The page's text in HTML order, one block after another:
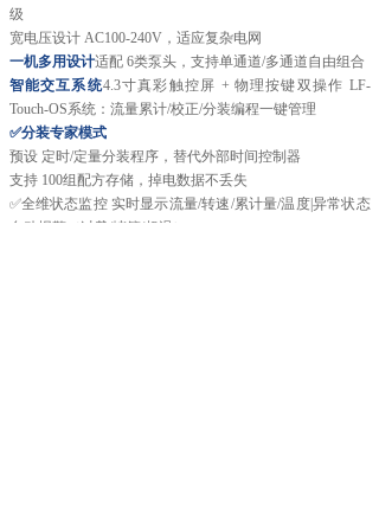
级
宽电压设计 AC100-240V，适应复杂电网
一机多用设计适配 6类泵头，支持单通道/多通道自由组合
智能交互系统4.3寸真彩触控屏 + 物理按键双操作 LF-
Touch-OS系统：流量累计/校正/分装编程一键管理
✅分装专家模式
预设 定时/定量分装程序，替代外部时间控制器
支持 100组配方存储，掉电数据不丢失
✅全维状态监控 实时显示流量/转速/累计量/温度|异常状态
自动报警（过载/堵管/超温）